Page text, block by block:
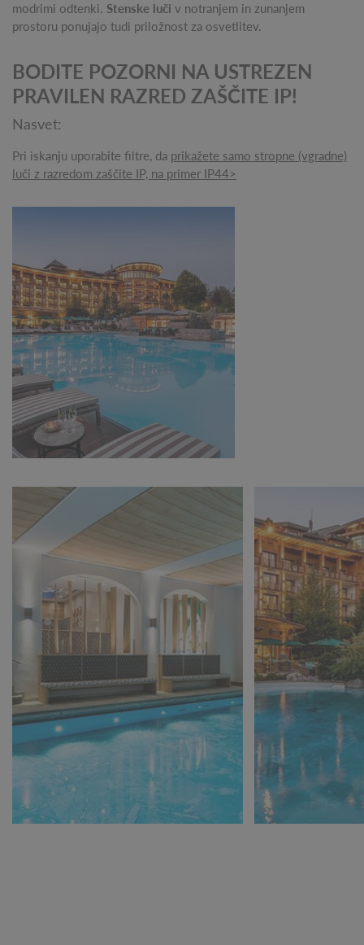
modrimi odtenki. Stenske luči v notranjem in zunanjem
prostoru ponujajo tudi priložnost za osvetlitev.
BODITE POZORNI NA USTREZEN
PRAVILEN RAZRED ZAŠČITE IP!
Nasvet:
Pri iskanju uporabite filtre, da prikažete samo stropne (vgradne)
luči z razredom zaščite IP, na primer IP44>